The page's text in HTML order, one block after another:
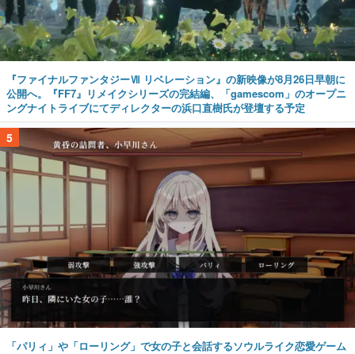
『ファイナルファンタジーⅦ リベレーション』の新映像が8月26日早朝に
公開へ。『FF7』リメイクシリーズの完結編、「gamescom」のオープニ
ングナイトライブにてディレクターの浜口直樹氏が登壇する予定
5
「パリィ」や「ローリング」で女の子と会話するソウルライク恋愛ゲーム